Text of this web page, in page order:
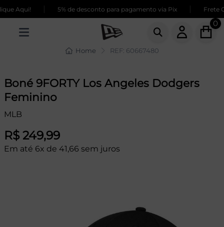
Aqui! 5% de desconto para pagamento via Pix Frete
0
Home REF: 60667480
Boné 9FORTY Los Angeles Dodgers
Feminino
MLB
R$ 249,99
Em até 6x de 41,66 sem juros